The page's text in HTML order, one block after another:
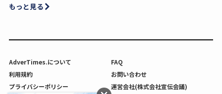
もっと見る
AdverTimes.について
FAQ
利用規約
お問い合わせ
プライバシーポリシー
運営会社(株式会社宣伝会議)